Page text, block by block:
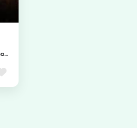
Justice (R) Jamil Hussain Rizvi
Favorite